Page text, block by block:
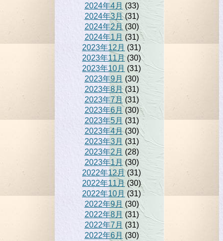
2024年4月 (33)
2024年3月(31)
2024年2月(30)
2024年1月 (31)
2023年12月 (31)
2023年11月 (30)
2023年10月 (31)
2023年9月 (30)
2023年8月(31)
2023年7月(31)
2023年6月 (30)
2023年5月(31)
2023年4月(30)
2023年3月 (31)
2023年2月 (28)
2023年1月(30)
2022年12月(31)
2022年11月 (30)
2022年10月 (31)
2022年9月 (30)
2022年8月 (31)
2022年7月 (31)
2022年6月 (30)